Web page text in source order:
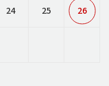
24 25 26